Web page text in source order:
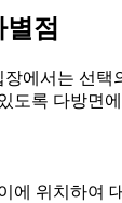
점
에서는 선
도록 다방면
위치하여